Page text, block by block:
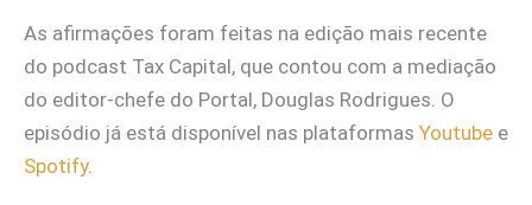
As afirmações foram feitas na edição mais recente
do podcast Tax Capital, que contou com a mediação
do editor-chefe do Portal, Douglas Rodrigues. O
episódio já está disponível nas plataformas Youtube e
Spotify.